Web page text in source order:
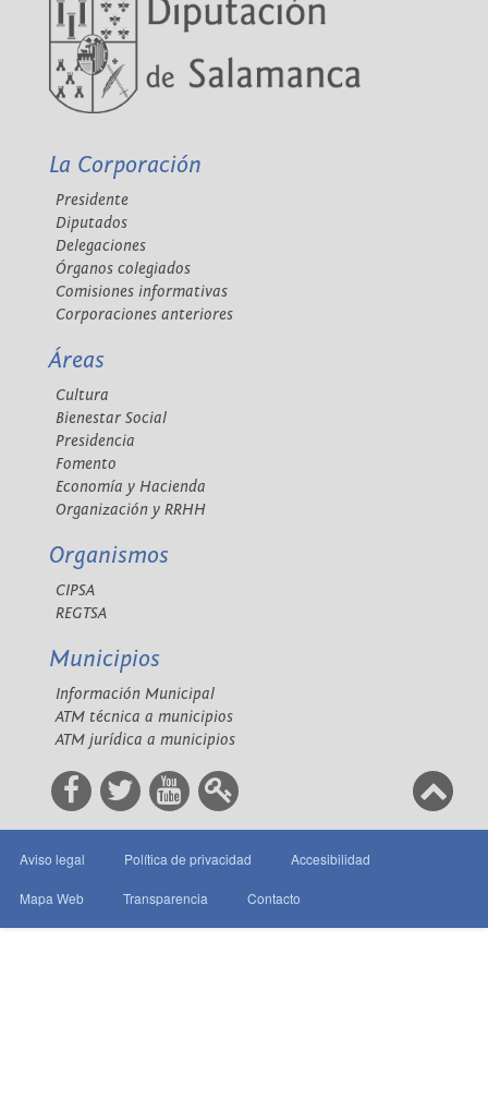
La Corporación
Presidente
Diputados
Delegaciones
Órganos colegiados
Comisiones informativas
Corporaciones anteriores
Áreas
Cultura
Bienestar Social
Presidencia
Fomento
Economía y Hacienda
Organización y RRHH
Organismos
CIPSA
REGTSA
Municipios
Información Municipal
ATM técnica a municipios
ATM jurídica a municipios
Aviso legal Política de privacidad Accesibilidad
Mapa Web Transparencia Contacto